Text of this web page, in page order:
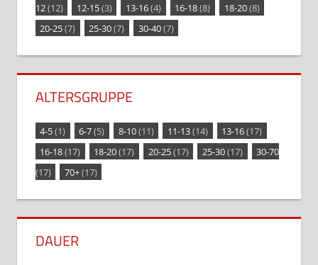
12(12) 12-15(3) 13-16(4) 16-18(8) 18-20(8)
20-25(7) 25-30(7) 30-40(7)
ALTERSGRUPPE
4-5(1) 6-7(5) 8-10(11) 11-13(14) 13-16(17)
16-18(17) 18-20(17) 20-25(17) 25-30(17)
30-70
(17)
70+(17)
DAUER